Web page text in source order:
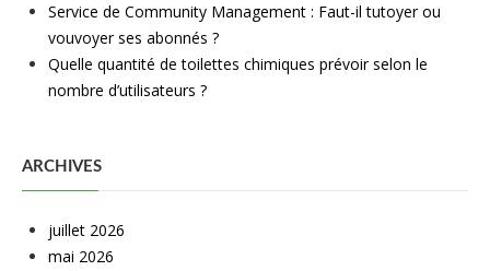
Service de Community Management : Faut-il tutoyer ou
vouvoyer ses abonnés ?
Quelle quantité de toilettes chimiques prévoir selon le
nombre d’utilisateurs ?
ARCHIVES
juillet 2026
mai 2026